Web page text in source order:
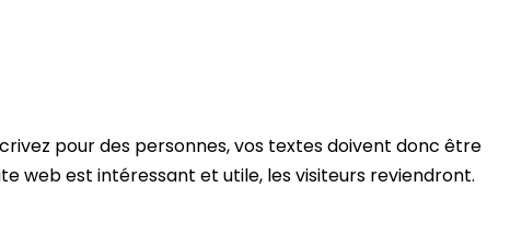
pour des personnes, vos textes doivent donc être
web est intéressant et utile, les visiteurs reviendront.